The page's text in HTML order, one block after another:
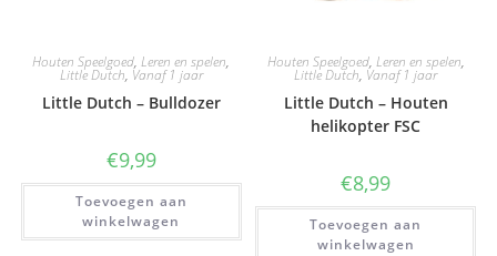
Houten Speelgoed,Leren en spelen,
Little Dutch, Vanaf 1 jaar
Little Dutch – Bulldozer
€9,99
Toevoegen aan
winkelwagen
Houten Speelgoed, Leren en spelen,
Little Dutch, Vanaf 1 jaar
Little Dutch – Houten
helikopter FSC
€8,99
Toevoegen aan
winkelwagen